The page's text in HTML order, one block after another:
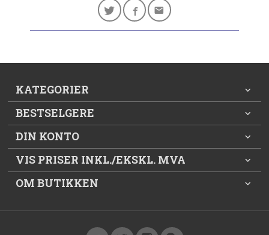
KATEGORIER
BESTSELGERE
DIN KONTO
VIS PRISER INKL./EKSKL. MVA
OM BUTIKKEN